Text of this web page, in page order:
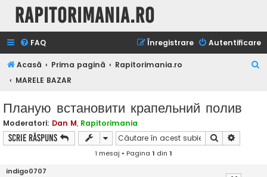
Rapitorimania.ro
FAQ Autentificare
Înregistrare
Acasă Prima pagină
Rapitorimania.ro
MARELE BAZAR
Планую встановити крапельний полив
Moderatori: Dan M, Rapitorimania
Scrie răspuns Căutare
1 mesaj • Pagina 1 din 1
indigo0707